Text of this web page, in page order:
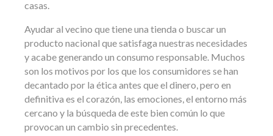
casas.
Ayudar al vecino que tiene una tienda o buscar un
producto nacional que satisfaga nuestras necesidades
y acabe generando un consumo responsable. Muchos
son los motivos por los que los consumidores se han
decantado por la ética antes que el dinero, pero en
definitiva es el corazón, las emociones, el entorno más
cercano y la búsqueda de este bien común lo que
provocan un cambio sin precedentes.